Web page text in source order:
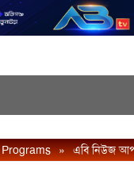
» এবি নিউজ